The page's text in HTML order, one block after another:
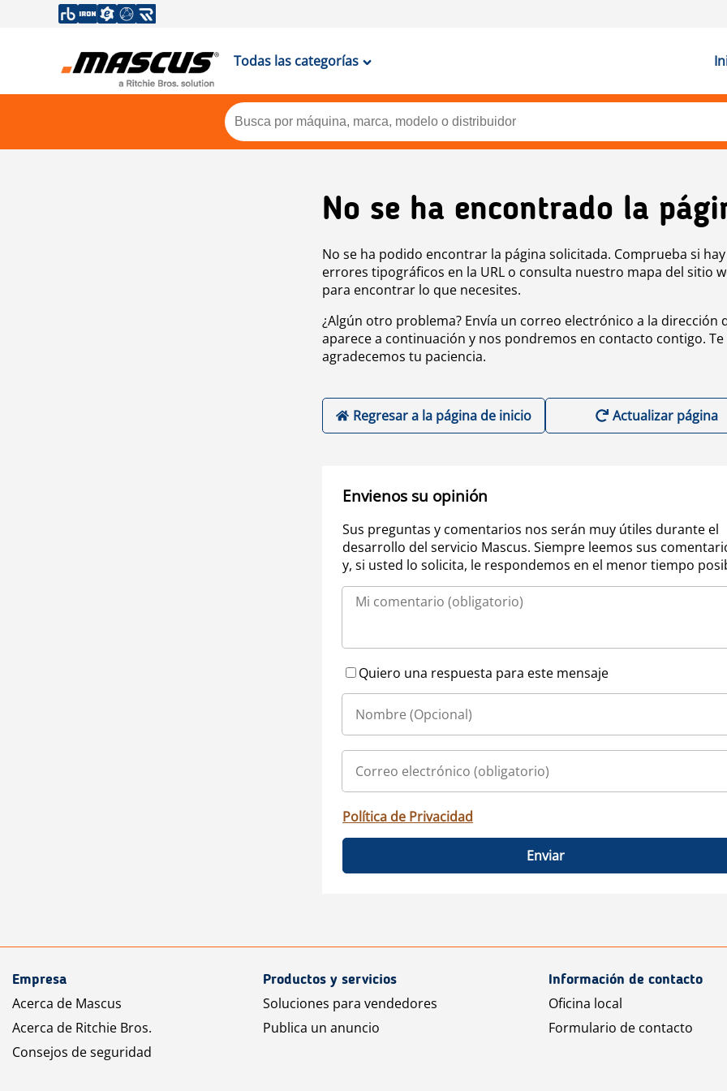
Todas las categorías
No se ha encontrado la
No se ha podido encontrar la página solicitada. Comprueba si hay
errores tipográficos en la URL o consulta nuestro mapa del sitio
para encontrar lo que necesites.
¿Algún otro problema? Envía un correo electrónico a la dirección
aparece a continuación y nos pondremos en contacto contigo. Te
agradecemos tu paciencia.
Regresar a la página de inicio Actualizar página
Envienos su opinión
Sus preguntas y comentarios nos serán muy útiles durante el
desarrollo del servicio Mascus. Siempre leemos sus
y, si usted lo solicita, le respondemos en el menor tiempo
Quiero una respuesta para este mensaje
Política de Privacidad
Enviar
Empresa
Acerca de Mascus
Acerca de Ritchie Bros.
Consejos de seguridad
Productos y servicios
Soluciones para vendedores
Publica un anuncio
Información de contacto
Oficina local
Formulario de contacto